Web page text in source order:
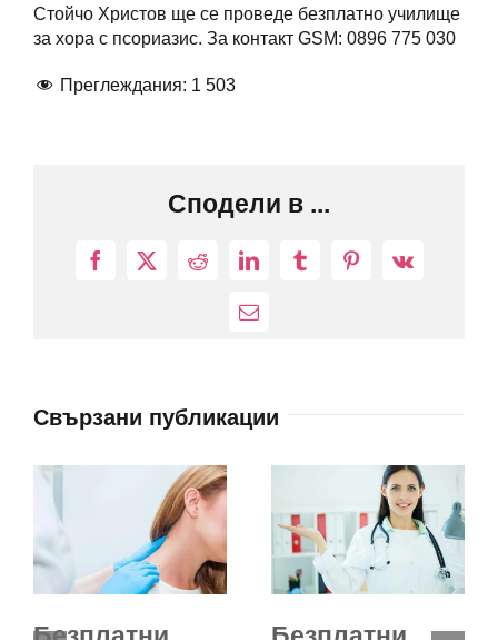
Стойчо Христов ще се проведе безплатно училище
за хора с псориазис. За контакт GSM: 0896 775 030
Преглеждания: 1 503
Сподели в ...
Facebook
X RedditLinkedInTumblrPinterest
Vk
Електронна
Свързани публикации